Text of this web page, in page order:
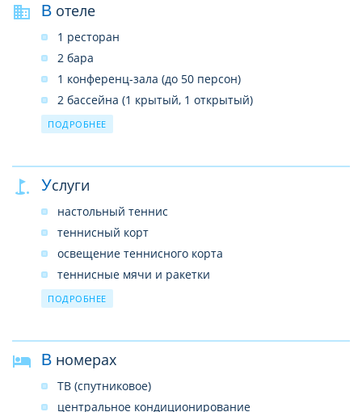
В отеле
1 ресторан
2 бара
1 конференц-зала (до 50 персон)
2 бассейна (1 крытый, 1 открытый)
1 теннисный корт
салон красоты
SPA–центр
сейф на ресепшн (платно)
ПОДРОБНЕЕ
Услуги
настольный теннис
теннисный корт
освещение теннисного корта
теннисные мячи и ракетки
волейбол
аэробика
диско
развлекательные программы
ПОДРОБНЕЕ
В номерах
ТВ (спутниковое)
центральное кондиционирование